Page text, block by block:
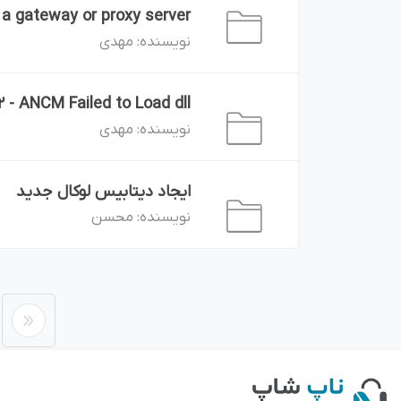
gateway or proxy server.
نویسنده: مهدی
- ANCM Failed to Load dll
نویسنده: مهدی
ایجاد دیتابیس لوکال جدید
نویسنده: محسن